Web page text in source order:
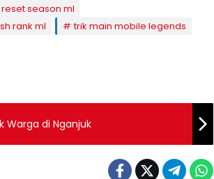
reset season ml
rank ml
trik main mobile legends
Warga di Nganjuk